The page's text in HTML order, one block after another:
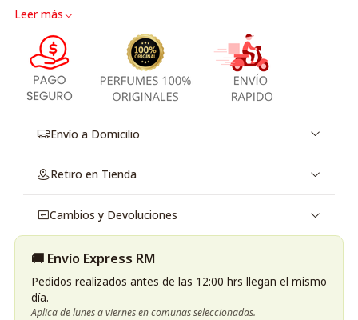
Excelente para una noche romántica acompañando una
será la combinación perfecta.
Leer más
Envío a Domicilio
Retiro en Tienda
Cambios y Devoluciones
🚚 Envío Express RM
Pedidos realizados antes de las 12:00 hrs llegan el mismo
día.
Aplica de lunes a viernes en comunas seleccionadas.